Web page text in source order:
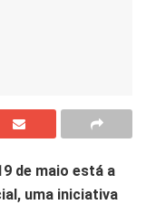
de maio está a
uma iniciativa